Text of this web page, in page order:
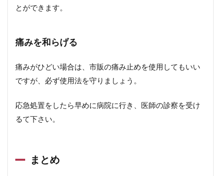
とができます。
痛みを和らげる
痛みがひどい場合は、市販の痛み止めを使用してもいい
ですが、必ず使用法を守りましょう。
応急処置をしたら早めに病院に行き、医師の診察を受け
るて下さい。
まとめ